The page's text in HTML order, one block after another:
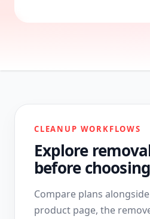
CLEANUP WORKFLOWS
Explore
before
Compare plans
product page, the